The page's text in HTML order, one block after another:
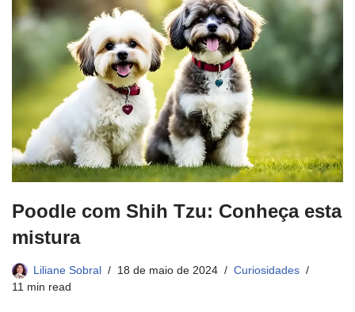
Poodle com Shih Tzu: Conheça esta
mistura
Liliane Sobral 18 de maio de 2024
Curiosidades
11 min read